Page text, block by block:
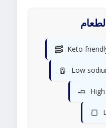
🥓 Keto
🧂 Low
🧈
🍞